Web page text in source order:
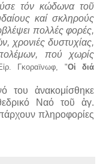
τόν κώδωνα τοῦ
καί σκληρούς
πολλές φορές,
χρονιές δυστυχίας,
πού χωρίς
Γκοραϊνωφ, "Οἱ διά
του ἀνακομίσθηκε
Ναό τοῦ ἁγ.
πληροφορίες